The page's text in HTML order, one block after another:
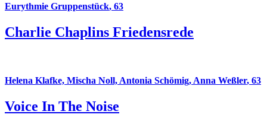
Eurythmie Gruppenstück, 63
Charlie Chaplins Friedensrede
Helena Klafke, Mischa Noll, Antonia Schömig, Anna Weßler, 63
Voice In The Noise